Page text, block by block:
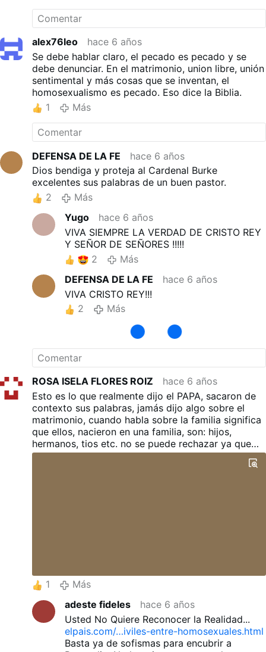
alex76leo
hace 6 años
Se debe hablar claro, el pecado es pecado y se
debe denunciar. En el matrimonio, union libre, unión
sentimental y más cosas que se inventan, el
homosexualismo es pecado. Eso dice la Biblia.
1
Más
DEFENSA DE LA FE
hace 6 años
Dios bendiga y proteja al Cardenal Burke
excelentes sus palabras de un buen pastor.
2
Más
Yugo
hace 6 años
VIVA SIEMPRE LA VERDAD DE CRISTO REY
Y SEÑOR DE SEÑORES !!!!!
2
Más
DEFENSA DE LA FE
hace 6 años
VIVA CRISTO REY!!!
2
Más
ROSA ISELA FLORES ROIZ
hace 6 años
Esto es lo que realmente dijo el PAPA, sacaron de
contexto sus palabras, jamás dijo algo sobre el
matrimonio, cuando habla sobre la familia significa
que ellos, nacieron en una familia, son: hijos,
hermanos, tios etc. no se puede rechazar ya que
Dios aborrece el pecado pero no al pecador
1
Más
adeste fideles
hace 6 años
Usted No Quiere Reconocer la Realidad...
elpais.com/…iviles-entre-homosexuales.html
Basta ya de sofismas para encubrir a